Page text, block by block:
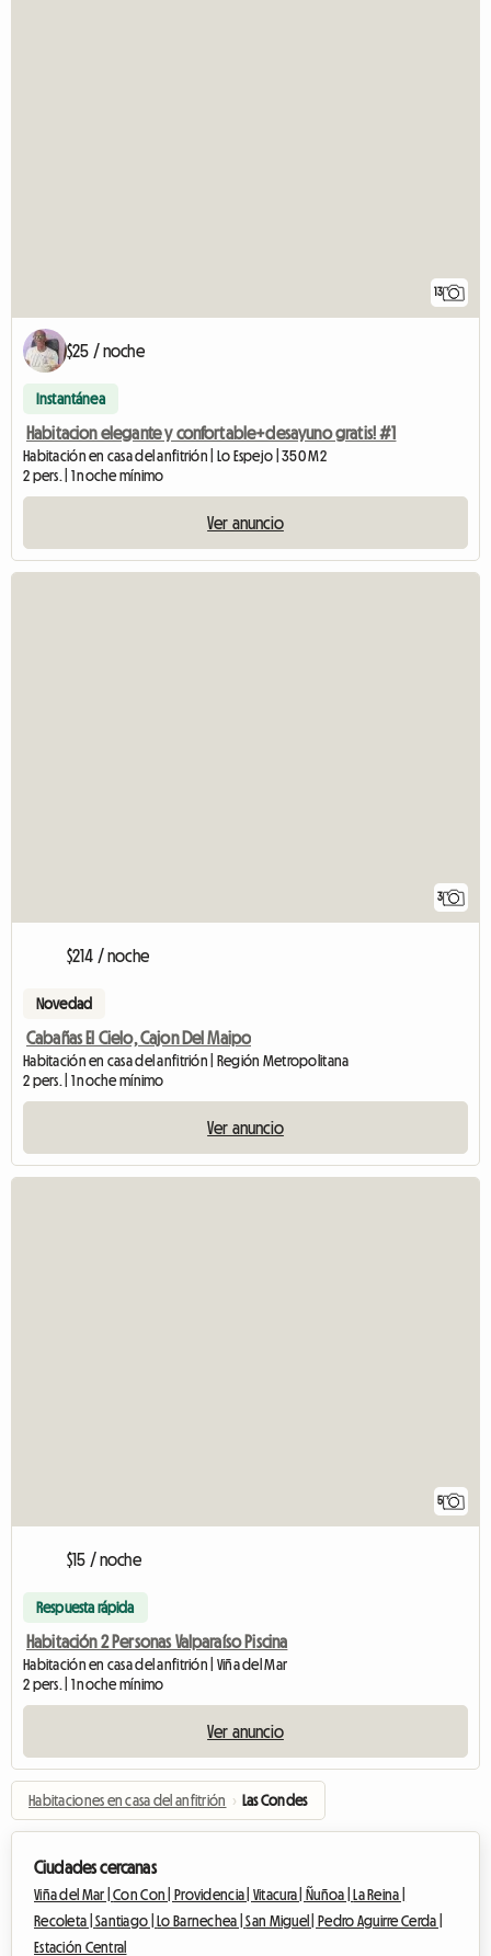
13
$25 / noche
Instantánea
Habitacion elegante y confortable+desayuno gratis! #1
Habitación en casa del anfitrión | Lo Espejo | 350 M2
2 pers. | 1 noche mínimo
Ver anuncio
3
$214 / noche
Novedad
Cabañas El Cielo, Cajon Del Maipo
Habitación en casa del anfitrión | Región Metropolitana
2 pers. | 1 noche mínimo
Ver anuncio
5
$15 / noche
Respuesta rápida
Habitación 2 Personas Valparaíso Piscina
Habitación en casa del anfitrión | Viña del Mar
2 pers. | 1 noche mínimo
Ver anuncio
Habitaciones en casa del anfitrión › Las Condes
Ciudades cercanas
Viña del Mar |Con Con |Providencia | Vitacura |Ñuñoa |La Reina |
Recoleta |Santiago |Lo Barnechea |San Miguel |Pedro Aguirre Cerda |
Estación Central